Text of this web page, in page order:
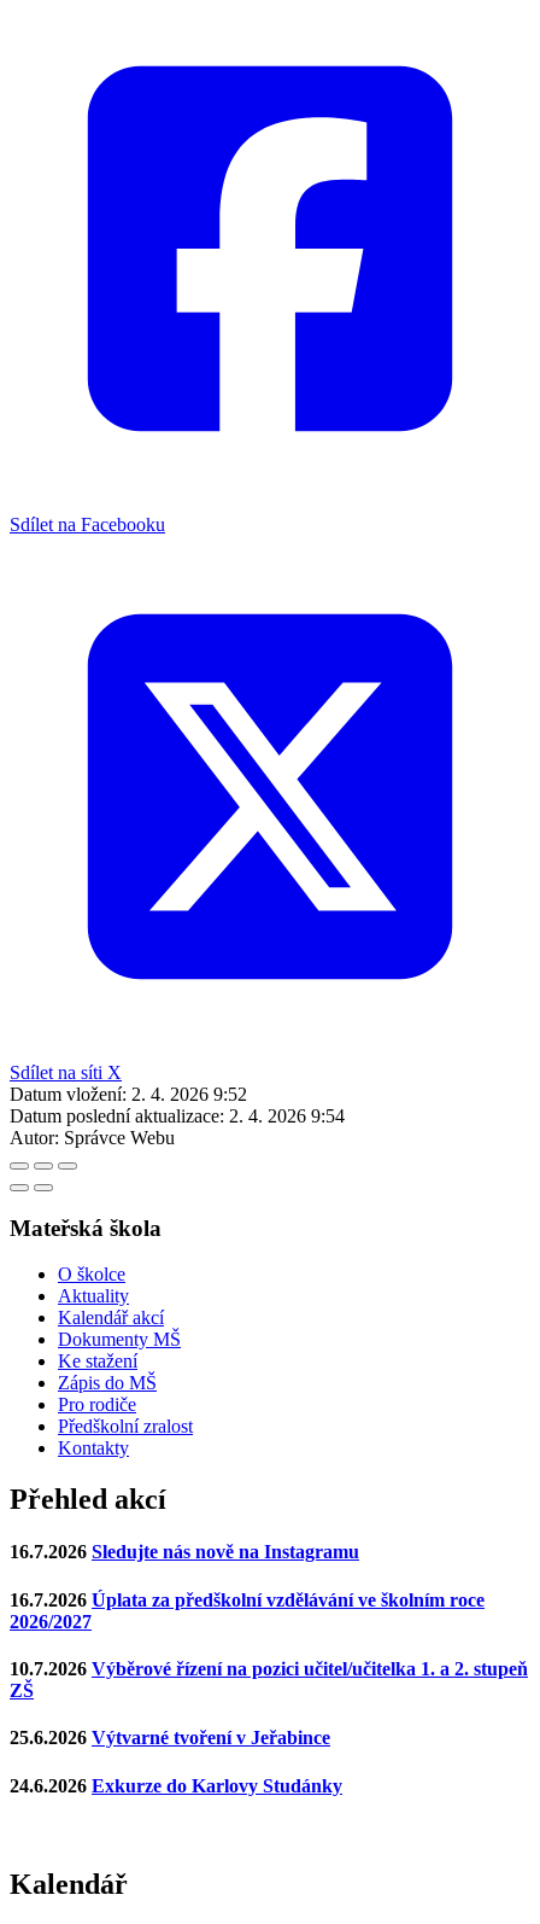
Sdílet na Facebooku
Sdílet na síti X
Datum vložení: 2. 4. 2026 9:52
Datum poslední aktualizace: 2. 4. 2026 9:54
Autor: Správce Webu
Mateřská škola
O školce
Aktuality
Kalendář akcí
Dokumenty MŠ
Ke stažení
Zápis do MŠ
Pro rodiče
Předškolní zralost
Kontakty
Přehled akcí
16.7.2026 Sledujte nás nově na Instagramu
16.7.2026 Úplata za předškolní vzdělávání ve školním roce
2026/2027
10.7.2026 Výběrové řízení na pozici učitel/učitelka 1. a 2. stupeň
ZŠ
25.6.2026 Výtvarné tvoření v Jeřabince
24.6.2026 Exkurze do Karlovy Studánky
Kalendář